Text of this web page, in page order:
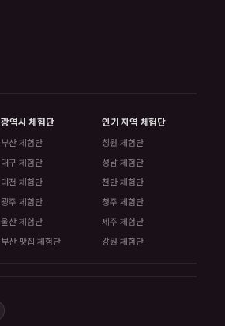
광역시 체험단
부산 체험단
대구 체험단
대전 체험단
광주 체험단
울산 체험단
부산 맛집 체험단
인기 지역 체험단
창원 체험단
성남 체험단
천안 체험단
청주 체험단
제주 체험단
강원 체험단